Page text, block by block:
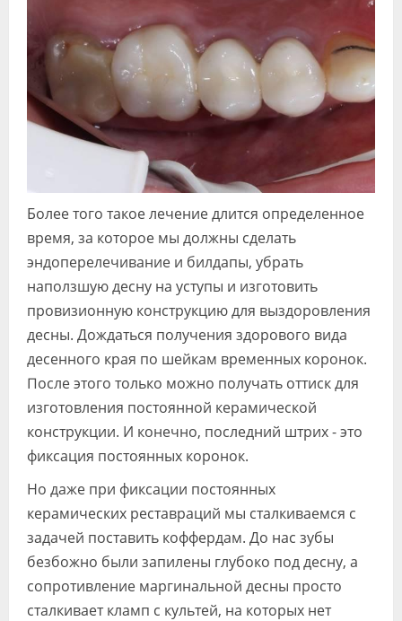
Более того такое лечение длится определенное
время, за которое мы должны сделать
эндоперелечивание и билдапы, убрать
наползшую десну на уступы и изготовить
провизионную конструкцию для выздоровления
десны. Дождаться получения здорового вида
десенного края по шейкам временных коронок.
После этого только можно получать оттиск для
изготовления постоянной керамической
конструкции. И конечно, последний штрих - это
фиксация постоянных коронок.
Но даже при фиксации постоянных
керамических реставраций мы сталкиваемся с
задачей поставить коффердам. До нас зубы
безбожно были запилены глубоко под десну, а
сопротивление маргинальной десны просто
сталкивает кламп с культей, на которых нет